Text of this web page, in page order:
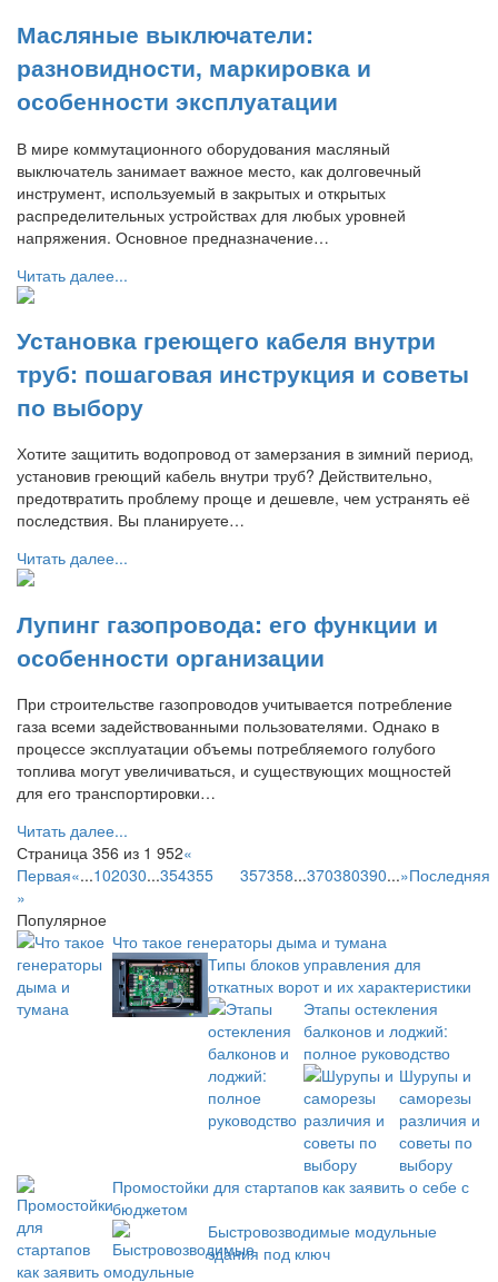
Масляные выключатели:
разновидности, маркировка и
особенности эксплуатации
В мире коммутационного оборудования масляный
выключатель занимает важное место, как долговечный
инструмент, используемый в закрытых и открытых
распределительных устройствах для любых уровней
напряжения. Основное предназначение…
Читать далее...
Установка греющего кабеля внутри
труб: пошаговая инструкция и советы
по выбору
Хотите защитить водопровод от замерзания в зимний период,
установив греющий кабель внутри труб? Действительно,
предотвратить проблему проще и дешевле, чем устранять её
последствия. Вы планируете…
Читать далее...
Лупинг газопровода: его функции и
особенности организации
При строительстве газопроводов учитывается потребление
газа всеми задействованными пользователями. Однако в
процессе эксплуатации объемы потребляемого голубого
топлива могут увеличиваться, и существующих мощностей
для его транспортировки…
Читать далее...
Страница 356 из 1 952«
Первая«...102030...354355 357358...370380390...»Последняя
»
Популярное
Что такое генераторы дыма и тумана
Типы блоков управления для
откатных ворот и их характеристики
Этапы остекления
балконов и лоджий:
полное руководство
Шурупы и
саморезы
различия и
советы по
выбору
Промостойки для стартапов как заявить о себе с
бюджетом
Быстровозводимые модульные
здания под ключ